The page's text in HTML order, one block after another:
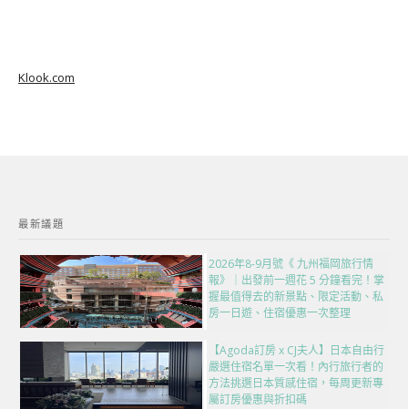
Klook.com
最新議題
2026年8-9月號《 九州福岡旅行情
報》｜出發前一週花 5 分鐘看完！掌
握最值得去的新景點、限定活動、私
房一日遊、住宿優惠一次整理
【Agoda訂房 x CJ夫人】日本自由行
嚴選住宿名單一次看！內行旅行者的
方法挑選日本質感住宿，每周更新專
屬訂房優惠與折扣碼